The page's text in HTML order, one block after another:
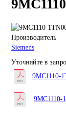
Производитель
Siemens
Уточняйте в
9MC1110-
9MC1110-